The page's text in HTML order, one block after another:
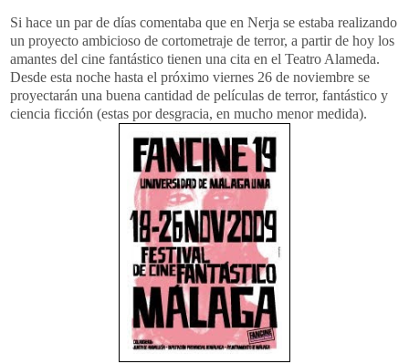
Si hace un par de días comentaba que en Nerja se estaba realizando
un proyecto ambicioso de cortometraje de terror, a partir de hoy los
amantes del cine fantástico tienen una cita en el Teatro Alameda.
Desde esta noche hasta el próximo viernes 26 de noviembre se
proyectarán una buena cantidad de películas de terror, fantástico y
ciencia ficción (estas por desgracia, en mucho menor medida).